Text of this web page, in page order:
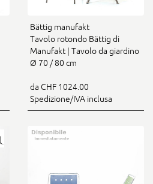
Bättig manufakt
Tavolo rotondo Bättig di
Manufakt | Tavolo da giardino
Ø 70 / 80 cm
da CHF 1024.00
Spedizione/IVA inclusa